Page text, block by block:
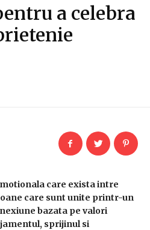
a celebra
care exista intre
care sunt unite printr-un
bazata pe valori
sprijinul si